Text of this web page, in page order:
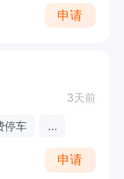
申请
3天前
停车 ...
申请